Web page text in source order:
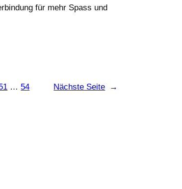
für mehr Spass und
… 54 Nächste Seite →